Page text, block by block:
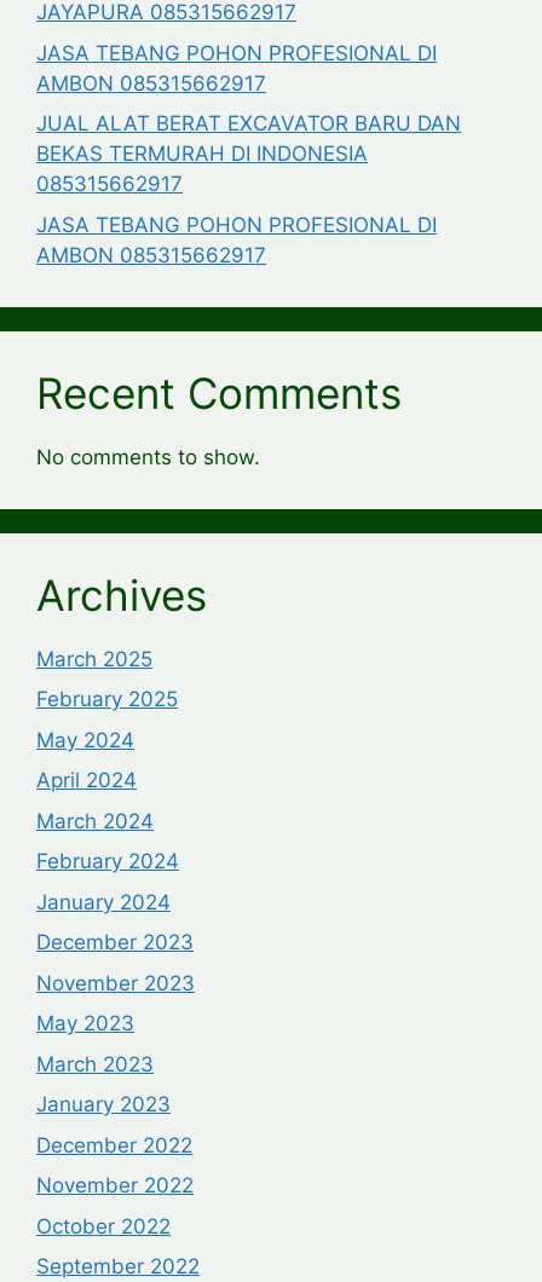
JAYAPURA 085315662917
JASA TEBANG POHON PROFESIONAL DI
AMBON 085315662917
JUAL ALAT BERAT EXCAVATOR BARU DAN
BEKAS TERMURAH DI INDONESIA
085315662917
JASA TEBANG POHON PROFESIONAL DI
AMBON 085315662917
Recent Comments
No comments to show.
Archives
March 2025
February 2025
May 2024
April 2024
March 2024
February 2024
January 2024
December 2023
November 2023
May 2023
March 2023
January 2023
December 2022
November 2022
October 2022
September 2022